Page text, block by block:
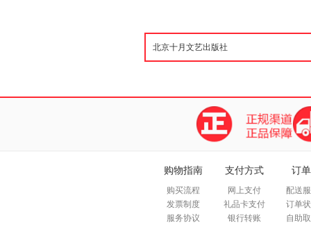
购物指南
购买流程
发票制度
服务协议
支付方式
网上支付
礼品卡支付
银行转账
订
配送
订单
自助